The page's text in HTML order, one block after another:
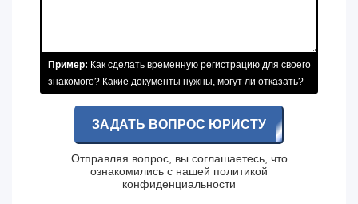
Пример: Как сделать временную регистрацию для своего
знакомого? Какие документы нужны, могут ли отказать?
ЗАДАТЬ ВОПРОС ЮРИСТУ
Отправляя вопрос, вы соглашаетесь, что
ознакомились с нашей политикой
конфиденциальности